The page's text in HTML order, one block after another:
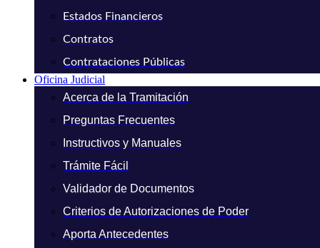
Estados Financieros
Contratos
Contrataciones Públicas
Oficina Judicial
Acerca de la Tramitación
Preguntas Frecuentes
Instructivos y Manuales
Trámite Fácil
Validador de Documentos
Criterios de Autorizaciones de Poder
Aporta Antecedentes